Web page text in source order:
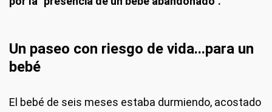
Un paseo con riesgo de vida...para un
bebé
El bebé de seis meses estaba durmiendo, acostado